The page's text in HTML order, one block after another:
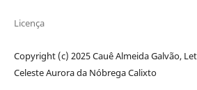
Licença
Copyright (c) 2025 Cauê Almeida Galvão,
Celeste Aurora da Nóbrega Calixto